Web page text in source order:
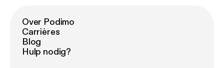
Over Podimo
Carrières
Blog
Hulp nodig?